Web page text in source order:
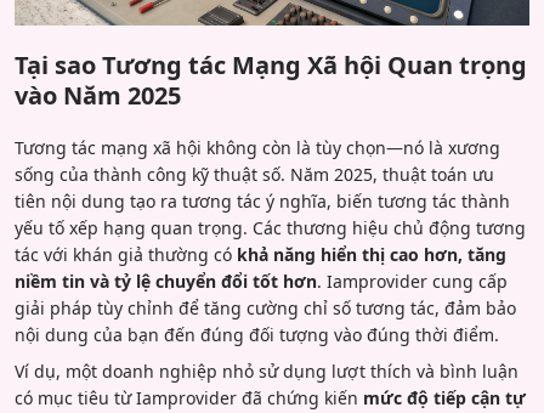
Tại sao Tương tác Mạng Xã hội Quan trọng
vào Năm 2025
Tương tác mạng xã hội không còn là tùy chọn—nó là xương
sống của thành công kỹ thuật số. Năm 2025, thuật toán ưu
tiên nội dung tạo ra tương tác ý nghĩa, biến tương tác thành
yếu tố xếp hạng quan trọng. Các thương hiệu chủ động tương
tác với khán giả thường có khả năng hiển thị cao hơn, tăng
niềm tin và tỷ lệ chuyển đổi tốt hơn. Iamprovider cung cấp
giải pháp tùy chỉnh để tăng cường chỉ số tương tác, đảm bảo
nội dung của bạn đến đúng đối tượng vào đúng thời điểm.
Ví dụ, một doanh nghiệp nhỏ sử dụng lượt thích và bình luận
có mục tiêu từ Iamprovider đã chứng kiến mức độ tiếp cận tự